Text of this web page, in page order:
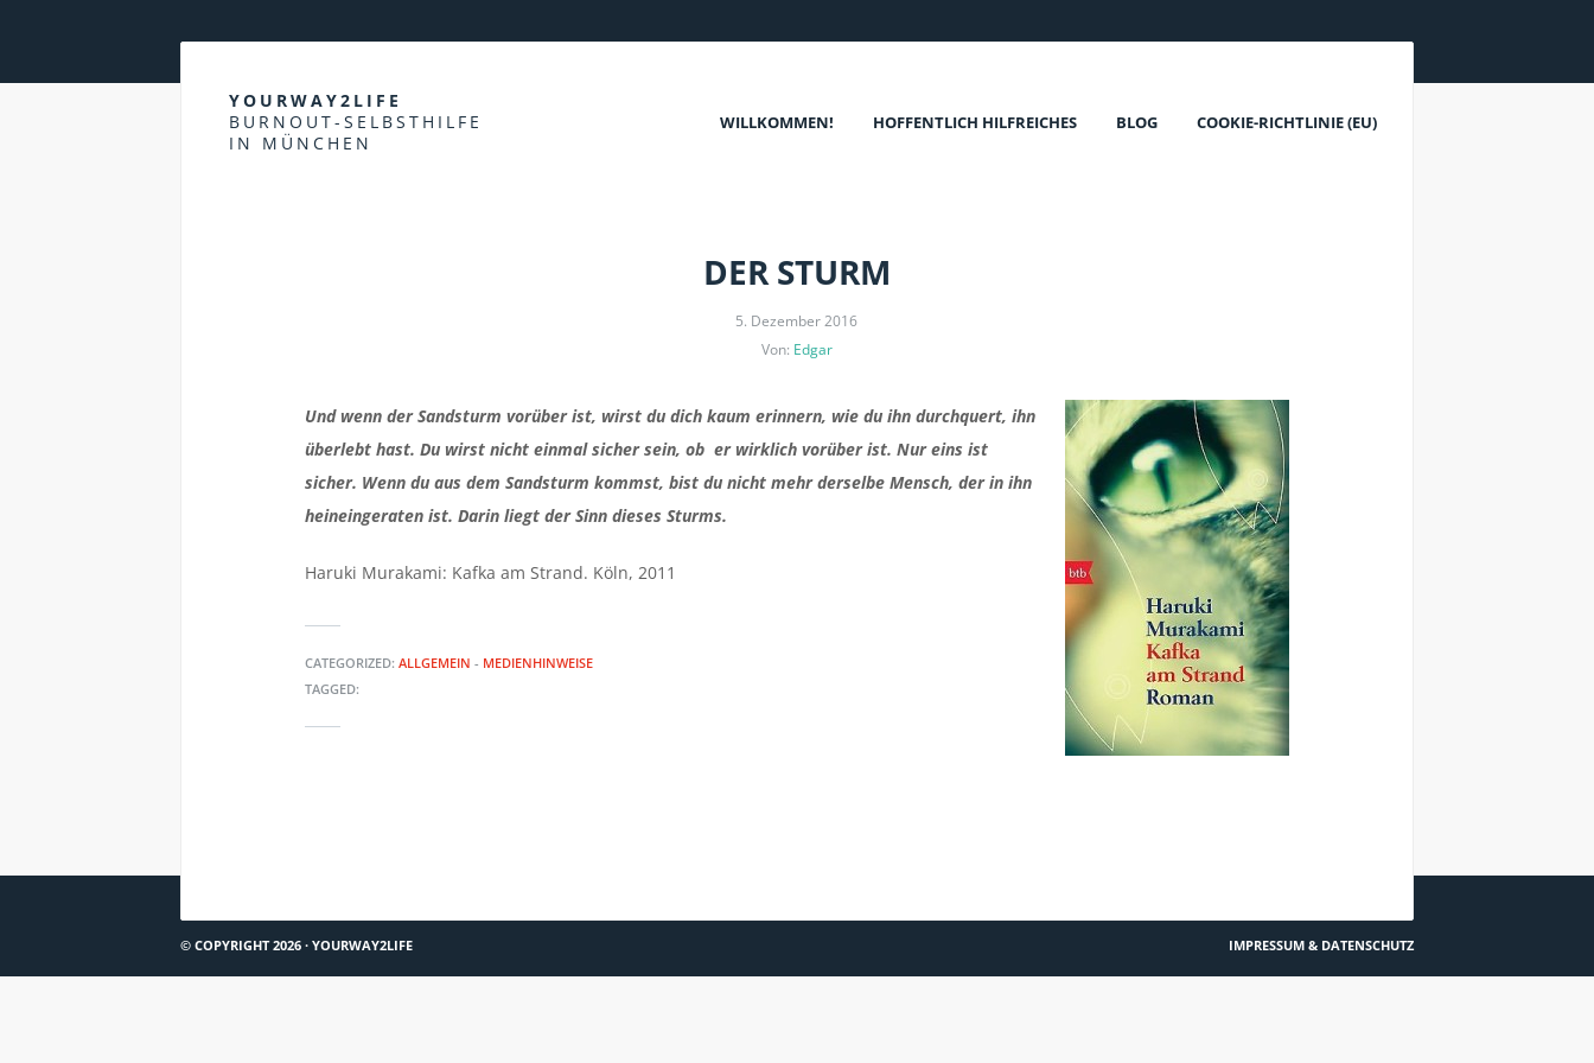
YOURWAY2LIFE
BURNOUT-SELBSTHILFE
IN MÜNCHEN
WILLKOMMEN! HOFFENTLICH HILFREICHES BLOG COOKIE-RICHTLINIE (EU)
DER STURM
5. Dezember 2016
Von: Edgar
Und wenn der Sandsturm vorüber ist, wirst du dich kaum erinnern, wie du ihn durchquert, ihn
überlebt hast. Du wirst nicht einmal sicher sein, ob er wirklich vorüber ist. Nur eins ist
sicher. Wenn du aus dem Sandsturm kommst, bist du nicht mehr derselbe Mensch, der in ihn
heineingeraten ist. Darin liegt der Sinn dieses Sturms.
Haruki Murakami: Kafka am Strand. Köln, 2011
CATEGORIZED: ALLGEMEIN - MEDIENHINWEISE
TAGGED:
© COPYRIGHT 2026 · YOURWAY2LIFE IMPRESSUM & DATENSCHUTZ